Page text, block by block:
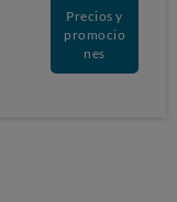
Precios y
promocio
nes